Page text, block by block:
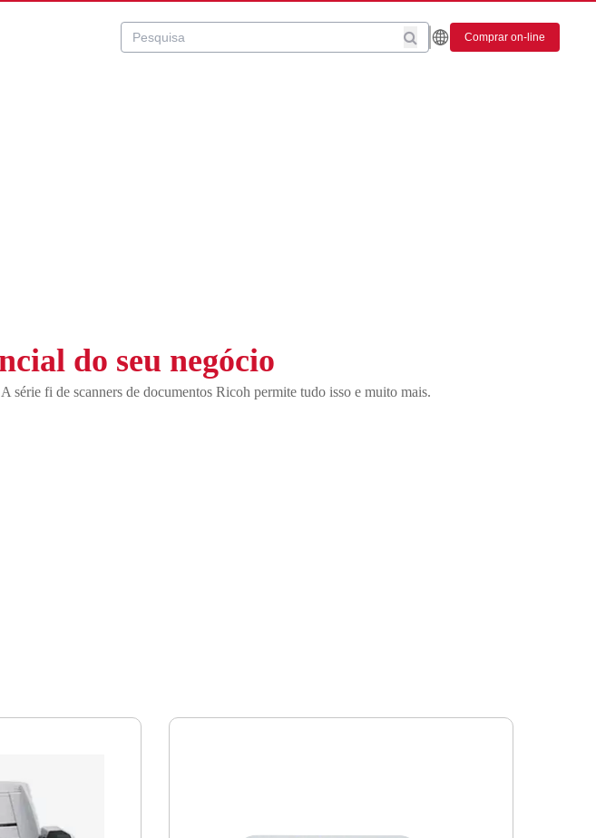
Comprar on-line
do seu negócio
série fi de scanners de documentos Ricoh permite tudo isso e muito mais.